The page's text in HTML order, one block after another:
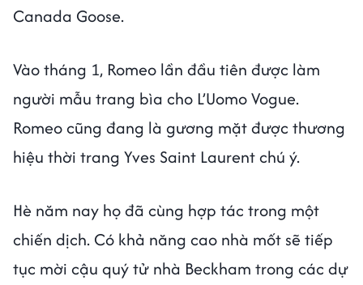
Canada Goose.
Vào tháng 1, Romeo lần đầu tiên được làm
người mẫu trang bìa cho L’Uomo Vogue.
Romeo cũng đang là gương mặt được thương
hiệu thời trang Yves Saint Laurent chú ý.
Hè năm nay họ đã cùng hợp tác trong một
chiến dịch. Có khả năng cao nhà mốt sẽ tiếp
tục mời cậu quý tử nhà Beckham trong các dự